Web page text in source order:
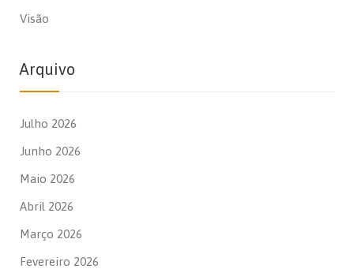
Visão
Arquivo
Julho 2026
Junho 2026
Maio 2026
Abril 2026
Março 2026
Fevereiro 2026